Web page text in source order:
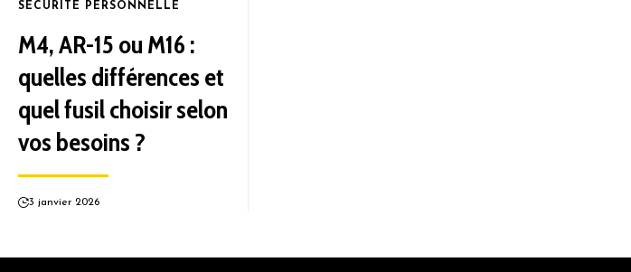
SÉCURITÉ PERSONNELLE
M4, AR-15 ou M16 :
quelles différences et
quel fusil choisir selon
vos besoins ?
3 janvier 2026